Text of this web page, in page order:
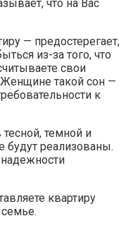
что на Вас
— предостерегает,
из-за того, что
свои
Женщине такой сон —
к
темной и
будут реализованы.
квартиру